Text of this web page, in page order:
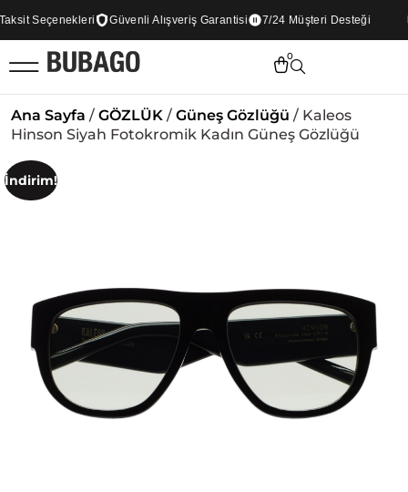
Seçenekleri Güvenli Alışveriş Garantisi 7/24 Müşteri Desteği
0
Ana Sayfa / GÖZLÜK / Güneş Gözlüğü / Kaleos
Hinson Siyah Fotokromik Kadın Güneş Gözlüğü
İndirim!